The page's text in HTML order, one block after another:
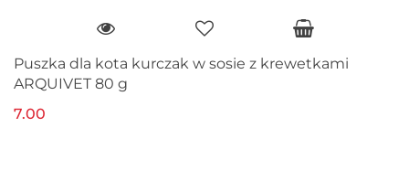
Puszka dla kota kurczak w sosie z krewetkami
ARQUIVET 80 g
7.00